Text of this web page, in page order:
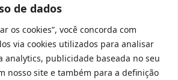
de dados
os cookies”, você concorda com
via cookies utilizados para analisar
analytics, publicidade baseada no seu
nosso site e também para a definição
aqui o cadastro da Instituição no Sistema e-
MEC